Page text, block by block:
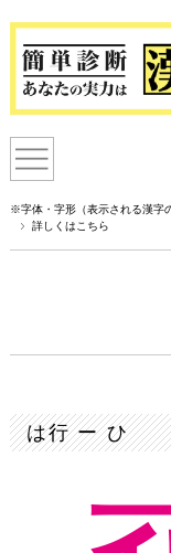
※字体・字形（表示される漢字
詳しくはこちら
は行 ー ひ